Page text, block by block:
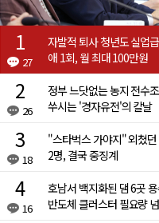
27
자발적 퇴사 청년도 실업
애 1회, 월 최대 100만원
26
정부 느닷없는 농지 전수
쑤시는 '경자유전'의 칼날
18
"스타벅스 가야지" 외쳤
2명, 결국 중징계
16
호남서 백지화된 댐 6곳
반도체 클러스터 필요량